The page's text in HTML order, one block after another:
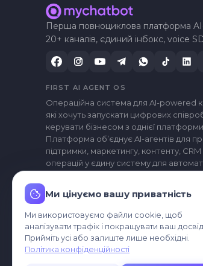
Перша повноциклова платформа AI-
20+ каналів, єдиний інбокс, voice
FIRST AI AGENT OS
Операційна система для AI-powered
які хочуть запускати цифрових
керувати бізнесом з однієї платформи.
Платформа обʼєднує AI-агентів для
підтримки, маркетингу, контенту, CRM
операцій у єдину систему для
© 2026 MyChatBot Corp · Delaware · Dover,
Правова інформаціяКонфіденційність
Допустиме використання
Ми цінуємо вашу приватність
Ми використовуємо файли cookie, щоб
аналізувати трафік і покращувати ваш
Прийміть усі або залиште лише необхідні.
Політика конфіденційності